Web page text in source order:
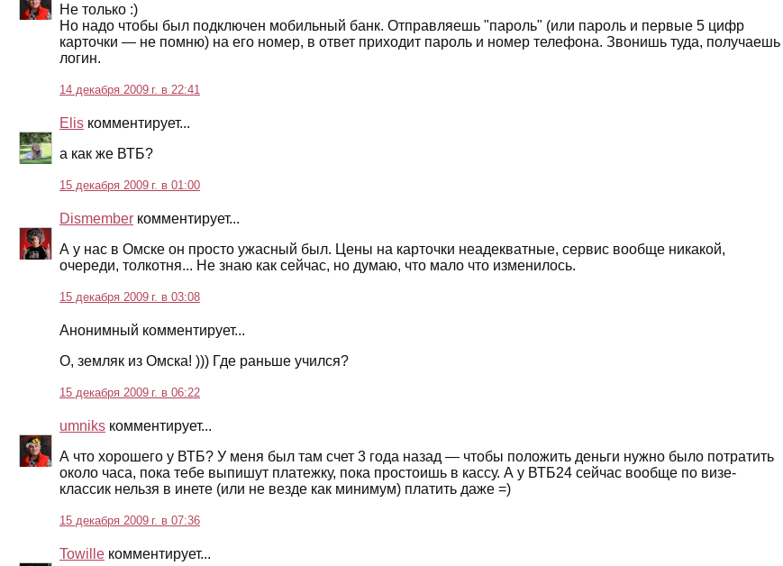
Не только :)
Но надо чтобы был подключен мобильный банк. Отправляешь "пароль" (или пароль и первые 5 цифр
карточки — не помню) на его номер, в ответ приходит пароль и номер телефона. Звонишь туда, получаешь
логин.
14 декабря 2009 г. в 22:41
Elis комментирует...
а как же ВТБ?
15 декабря 2009 г. в 01:00
Dismember комментирует...
А у нас в Омске он просто ужасный был. Цены на карточки неадекватные, сервис вообще никакой,
очереди, толкотня... Не знаю как сейчас, но думаю, что мало что изменилось.
15 декабря 2009 г. в 03:08
Анонимный комментирует...
О, земляк из Омска! ))) Где раньше учился?
15 декабря 2009 г. в 06:22
umniks комментирует...
А что хорошего у ВТБ? У меня был там счет 3 года назад — чтобы положить деньги нужно было потратить
около часа, пока тебе выпишут платежку, пока простоишь в кассу. А у ВТБ24 сейчас вообще по визе-
классик нельзя в инете (или не везде как минимум) платить даже =)
15 декабря 2009 г. в 07:36
Towille комментирует...